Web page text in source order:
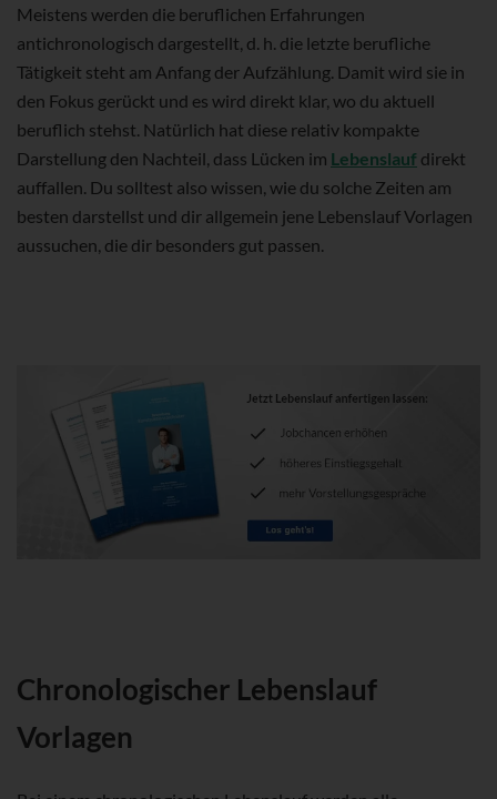
Meistens werden die beruflichen Erfahrungen
antichronologisch dargestellt, d. h. die letzte berufliche
Tätigkeit steht am Anfang der Aufzählung. Damit wird sie in
den Fokus gerückt und es wird direkt klar, wo du aktuell
beruflich stehst. Natürlich hat diese relativ kompakte
Darstellung den Nachteil, dass Lücken im Lebenslauf direkt
auffallen. Du solltest also wissen, wie du solche Zeiten am
besten darstellst und dir allgemein jene Lebenslauf Vorlagen
aussuchen, die dir besonders gut passen.
Chronologischer Lebenslauf
Vorlagen